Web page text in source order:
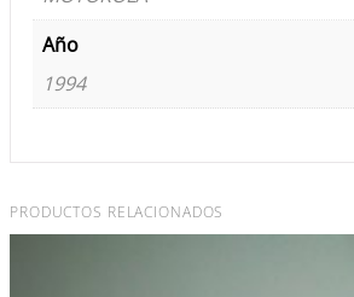
Año
1994
PRODUCTOS RELACIONADOS